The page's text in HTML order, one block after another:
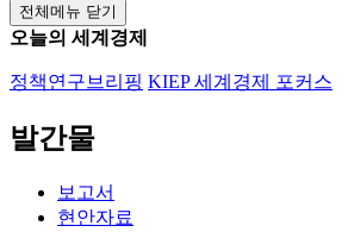
전체메뉴 닫기
오늘의 세계경제
정책연구브리핑 KIEP 세계경제 포커스
발간물
보고서
현안자료